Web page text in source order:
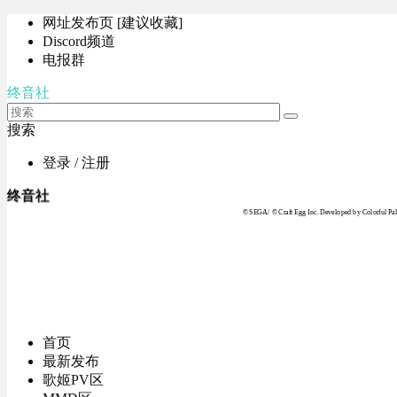
网址发布页 [建议收藏]
Discord频道
电报群
终音社
搜索
登录 / 注册
终音社
© SEGA / © Craft Egg Inc. Developed by Colorful
首页
最新发布
歌姬PV区